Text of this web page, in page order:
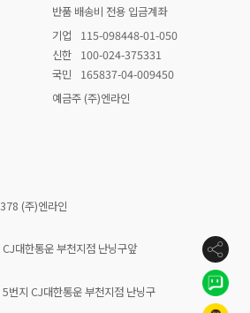
반품 배송비 전용 입금계좌
기업
115-098448-01-050
신한
100-024-375331
국민
165837-04-009450
예금주 (주)엔라인
(주)엔라인
대한통운 부천지점 난닝구앞
번지 CJ대한통운 부천지점 난닝구